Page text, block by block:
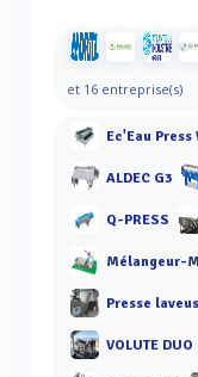
et 16 entreprise(s)
Ec'Eau Press
ALDEC G3
Q-PRESS
Mélangeur-
Presse
VOLUTE DUO -